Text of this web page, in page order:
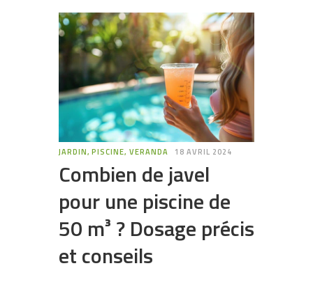
JARDIN, PISCINE, VERANDA 18 AVRIL 2024
Combien de javel
pour une piscine de
50 m³ ? Dosage précis
et conseils